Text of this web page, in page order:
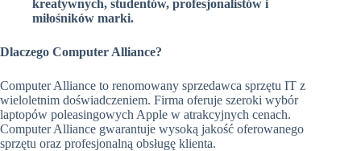
kreatywnych, studentów, profesjonalistów i
miłośników marki.
Dlaczego Computer Alliance?
Computer Alliance to renomowany sprzedawca sprzętu IT z
wieloletnim doświadczeniem. Firma oferuje szeroki wybór
laptopów poleasingowych Apple w atrakcyjnych cenach.
Computer Alliance gwarantuje wysoką jakość oferowanego
sprzętu oraz profesjonalną obsługę klienta.